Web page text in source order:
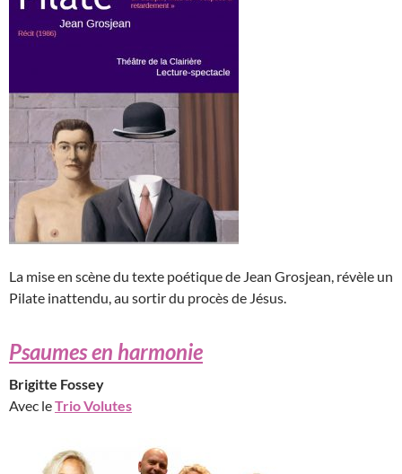
La mise en scène du texte poétique de Jean Grosjean, révèle un
Pilate inattendu, au sortir du procès de Jésus.
Psaumes en harmonie
Brigitte Fossey
Avec leTrio Volutes